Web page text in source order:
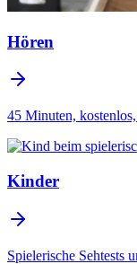
Hören
45 Minuten,
Kinder
Spielerische Sehtests